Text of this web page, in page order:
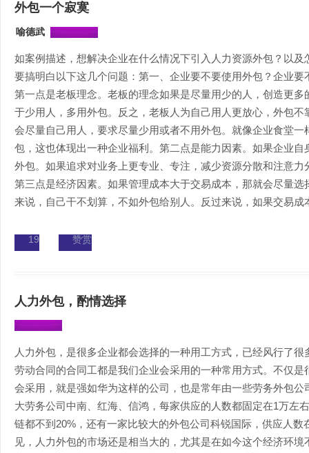
外包一个寂寞
喻德武
如案例描述，想解决企业在什么情况下引入人力资源外包？以
要搞明白以下这几个问题：第一、企业要不要使用外包？企业
第一点是老板理念。老板的理念如果是尽量用少的人，创造更
于少用人，多用外包。反之，老板人为自己用人更放心，外包
会尽量自己用人，要求尽量少用或者不用外包。就像企业食堂
包，这也体现出一种企业福利。第二点是能力因素。如果企业
外包。如果追求对业务上更专业、专注，减少资源分散和注意
第三点是经济因素。如果管理成本大于交易成本，那就会尽量
来说，自己干不划算，不如外包给别人。反过来说，如果交易成
19 赞赏
人力外包，酌情选择
人力外包，是很多企业都会选择的一种用工方式，已经风行了
劳动合同的合同工都是我们企业会采用的一种常用方式。不仅
会采用，就是强如华为这样的公司，也是常年由一些劳务外包
大劳务公司中南、红海、信鸿，每家供应的人数都固定在1万左
链都不到20%，还有一家比较大的外包公司科锐国际，供应人数
见，人力外包的市场还是相当大的，尤其是在如今这个经济环